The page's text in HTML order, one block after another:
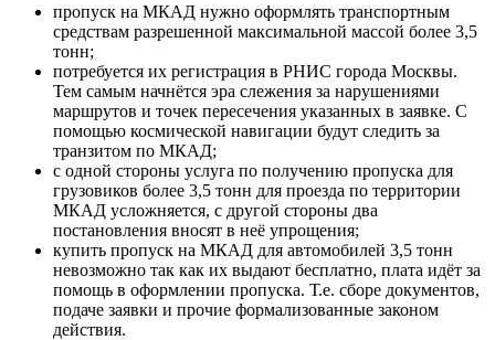
пропуск на МКАД нужно оформлять транспортным
средствам разрешенной максимальной массой более 3,5
тонн;
потребуется их регистрация в РНИС города Москвы.
Тем самым начнётся эра слежения за нарушениями
маршрутов и точек пересечения указанных в заявке. С
помощью космической навигации будут следить за
транзитом по МКАД;
с одной стороны услуга по получению пропуска для
грузовиков более 3,5 тонн для проезда по территории
МКАД усложняется, с другой стороны два
постановления вносят в неё упрощения;
купить пропуск на МКАД для автомобилей 3,5 тонн
невозможно так как их выдают бесплатно, плата идёт за
помощь в оформлении пропуска. Т.е. сборе документов,
подаче заявки и прочие формализованные законом
действия.